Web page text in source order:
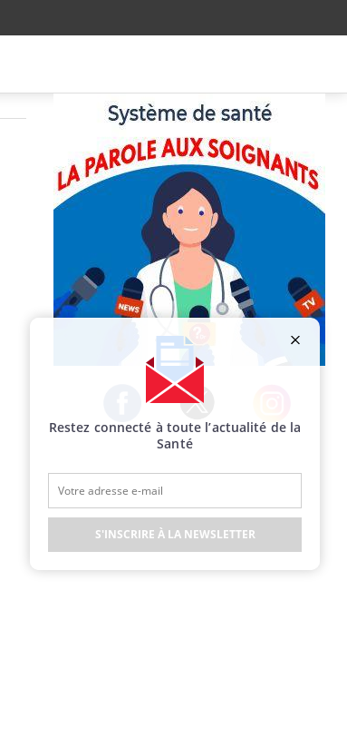
Facebook Twitter Instagram
Restez connecté à toute l’actualité de la
Santé
S'INSCRIRE À LA NEWSLETTER